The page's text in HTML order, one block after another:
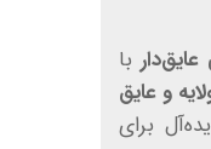
با
و عایق
برای